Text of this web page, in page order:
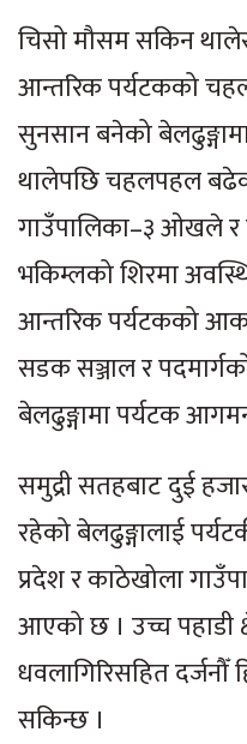
चिसो मौसम सकिन
आन्तरिक पर्यटकको
सुनसान बनेको
थालेपछि चहलपहल
गाउँपालिका–३ ओखले र
भकिम्लको शिरमा
आन्तरिक पर्यटकको
सडक सञ्जाल र
बेलढुङ्गामा पर्यटक
समुद्री सतहबाट दुई
रहेको बेलढुङ्गालाई
प्रदेश र काठेखोला
आएको छ । उच्च पहाडी
धवलागिरिसहित
सकिन्छ ।